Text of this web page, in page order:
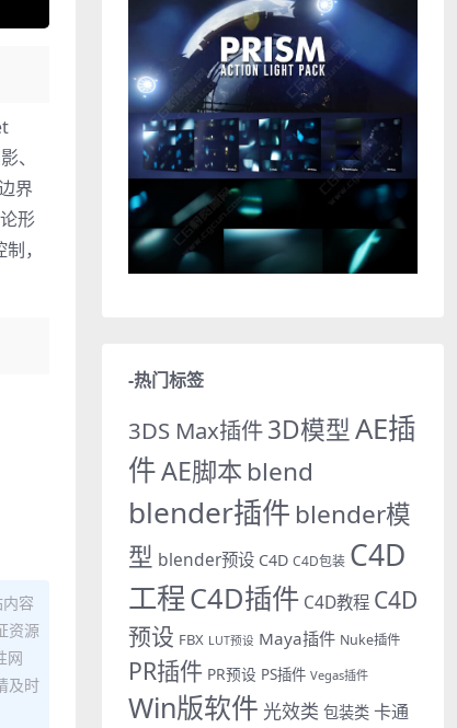
、
界
形
，
容
资源
网
及时
-热门标签
3DS Max插件3D模型AE插
件AE脚本 blend
blender插件 blender模
型 blender预设 C4D C4D包装 C4D
工程C4D插件 C4D教程 C4D
预设 FBX LUT预设 Maya插件 Nuke插件
PR插件 PR预设 PS插件 Vegas插件
Win版软件 光效类 包装类 卡通